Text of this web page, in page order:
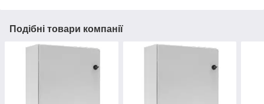
Подібні товари компанії